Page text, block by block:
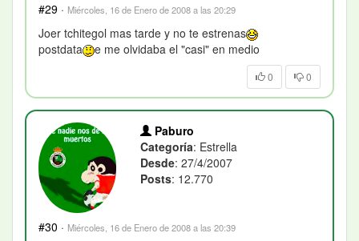
#29 · Miércoles, 16 de Enero de 2008 a las 20:29
Joer tchitegol mas tarde y no te estrenas
postdata
e me olvidaba el "casi" en medio
0 0
Paburo
Categoría: Estrella
Desde: 27/4/2007
Posts: 12.770
#30 · Miércoles, 16 de Enero de 2008 a las 20:39